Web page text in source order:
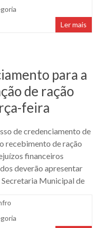
Ler mais
para a
de ração
feira
de credenciamento de
recebimento de ração
financeiros
deverão apresentar
Municipal de